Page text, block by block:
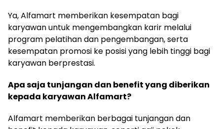
Ya, Alfamart memberikan kesempatan bagi
karyawan untuk mengembangkan karir melalui
program pelatihan dan pengembangan, serta
kesempatan promosi ke posisi yang lebih tinggi bagi
karyawan berprestasi.
Apa saja tunjangan dan benefit yang diberikan
kepada karyawan Alfamart?
Alfamart memberikan berbagai tunjangan dan